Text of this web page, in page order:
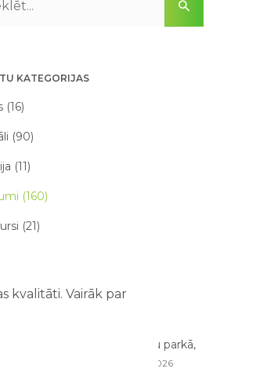
KATEGORIJAS
(16)
(90)
(11)
(160)
(21)
ko bērni pamana atrakciju parkā,
07/08/2026
kvalitāti. Vairāk par